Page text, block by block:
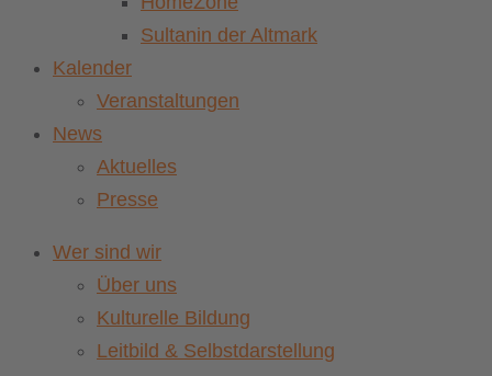
Sultanin der Altmark
Kalender
Veranstaltungen
News
Aktuelles
Presse
Wer sind wir
Über uns
Kulturelle Bildung
Leitbild & Selbstdarstellung